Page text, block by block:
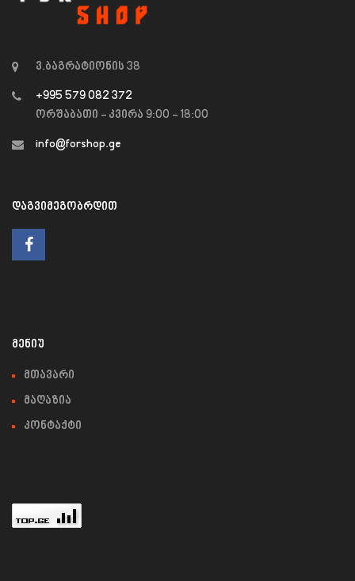
ვ.ბაგრატიონის 38
+995 579 082 372
ორშაბათი - კვირა 9:00 - 18:00
info@forshop.ge
ᲓᲐᲒᲕᲘᲛᲔᲒᲝᲑᲠᲓᲘᲗ
ᲛᲔᲜᲘᲣ
მთავარი
მაღაზია
კონტაქტი